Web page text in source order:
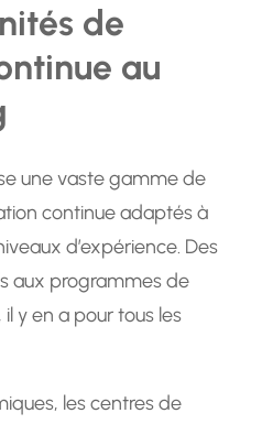
de
au
une vaste gamme de
continue adaptés à
d’expérience. Des
aux programmes de
y en a pour tous les
les centres de